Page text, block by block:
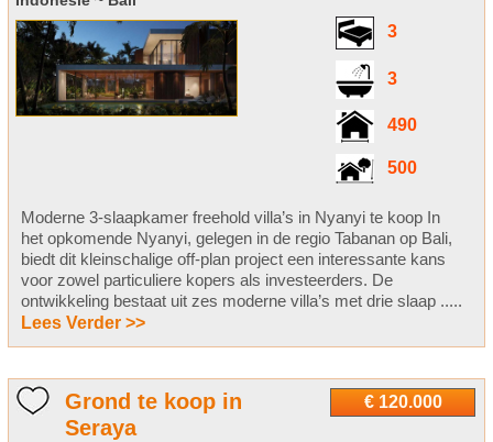
3
3
490
500
Moderne 3-slaapkamer freehold villa’s in Nyanyi te koop In
het opkomende Nyanyi, gelegen in de regio Tabanan op Bali,
biedt dit kleinschalige off-plan project een interessante kans
voor zowel particuliere kopers als investeerders. De
ontwikkeling bestaat uit zes moderne villa’s met drie slaap .....
Lees Verder >>
€ 120.000
Grond te koop in
Seraya